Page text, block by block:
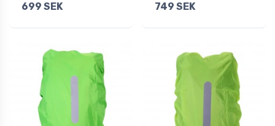
699 SEK 749 SEK